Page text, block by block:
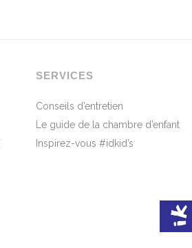
SERVICES
Conseils d’entretien
Le guide de la chambre d’enfant
Inspirez-vous #idkid’s